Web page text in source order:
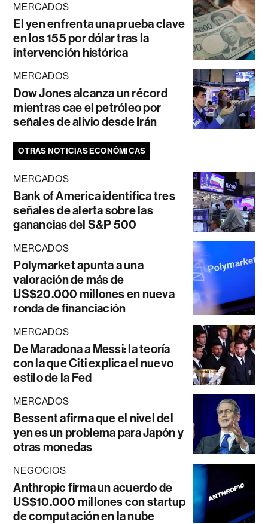
MERCADOS
El yen enfrenta una prueba clave
en los 155 por dólar tras la
intervención histórica
MERCADOS
Dow Jones alcanza un récord
mientras cae el petróleo por
señales de alivio desde Irán
OTRAS NOTICIAS ECONÓMICAS
MERCADOS
Bank of America identifica tres
señales de alerta sobre las
ganancias del S&P 500
MERCADOS
Polymarket apunta a una
valoración de más de
US$20.000 millones en nueva
ronda de financiación
MERCADOS
De Maradona a Messi: la teoría
con la que Citi explica el nuevo
estilo de la Fed
MERCADOS
Bessent afirma que el nivel del
yen es un problema para Japón y
otras monedas
NEGOCIOS
Anthropic firma un acuerdo de
US$10.000 millones con startup
de computación en la nube